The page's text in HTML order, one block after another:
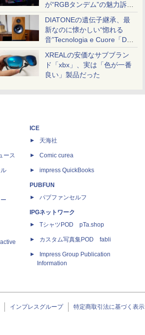
が“RGBタンデム”の魅力訴
求。液晶とのガチ比較も
DIATONEの遺伝子継承、最
新なのに懐かしい“惚れる
音”Tecnologia e Cuore「DS-
TC52B」を聴く
XREALの安価なサブブラン
ド「xbx」、実は「色が一番
良い」製品だった
ース
ICE
天海社
Comic curea
impress QuickBooks
PUBFUN
パブファンセルフ
IPGネットワーク
TシャツPOD pTa.shop
カスタム写真集POD fabli
Impress Group Publication
Information
インプレスグループ 特定商取引法に基づく表示